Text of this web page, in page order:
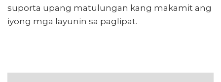
suporta upang matulungan kang makamit ang
iyong mga layunin sa paglipat.